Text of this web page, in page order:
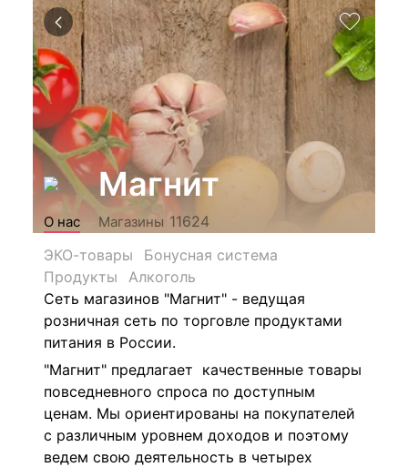
Магнит
О нас Магазины 11624
ЭКО-товары
Бонусная система
Продукты
Алкоголь
Сеть магазинов "Магнит" - ведущая
розничная сеть по торговле продуктами
питания в России.
"Магнит" предлагает качественные товары
повседневного спроса по доступным
ценам. Мы ориентированы на покупателей
с различным уровнем доходов и поэтому
ведем свою деятельность в четырех